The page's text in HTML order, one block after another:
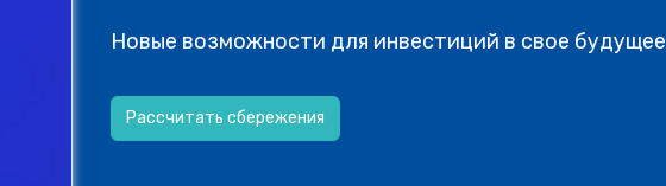
Новые возможности для инвестиций в свое будущее
Рассчитать сбережения